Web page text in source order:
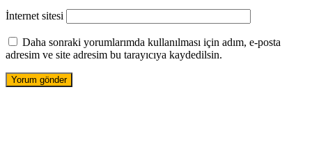
İnternet sitesi
Daha sonraki yorumlarımda kullanılması için adım, e-posta
adresim ve site adresim bu tarayıcıya kaydedilsin.